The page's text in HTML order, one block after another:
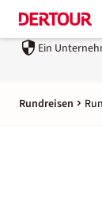
Ein
Rundreisen